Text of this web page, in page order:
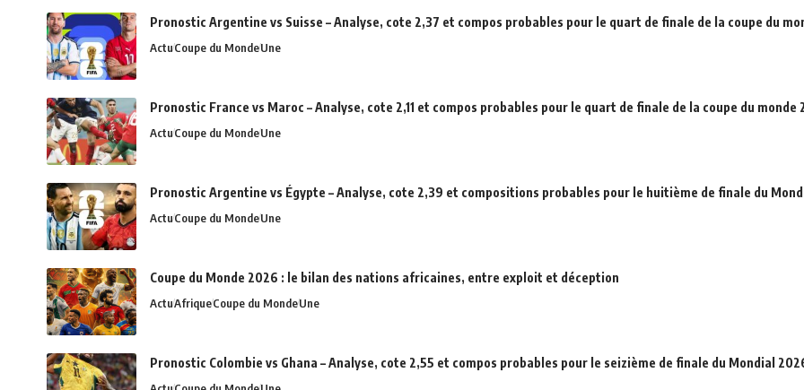
Pronostic Argentine vs Suisse – Analyse, cote 2,37 et compos probables pour le quart de finale de la coupe du
ActuCoupe du MondeUne
Pronostic France vs Maroc – Analyse, cote 2,11 et compos probables pour le quart de finale de la coupe du monde
ActuCoupe du MondeUne
Pronostic Argentine vs Égypte – Analyse, cote 2,39 et compositions probables pour le huitième de finale du
ActuCoupe du MondeUne
Coupe du Monde 2026 : le bilan des nations africaines, entre exploit et déception
ActuAfriqueCoupe du MondeUne
Pronostic Colombie vs Ghana – Analyse, cote 2,55 et compos probables pour le seizième de finale du Mondial